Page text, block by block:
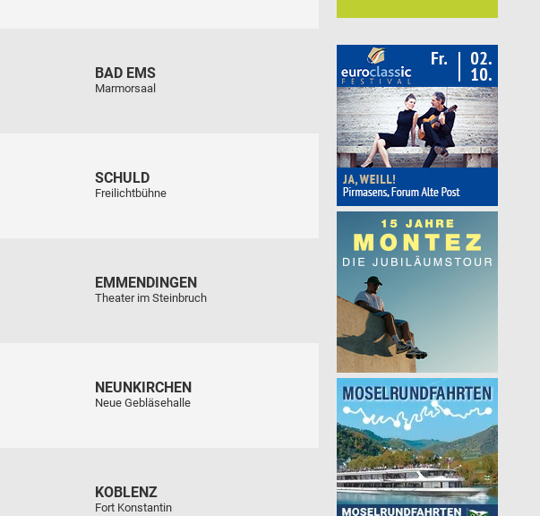
BAD EMS
Marmorsaal
SCHULD
Freilichtbühne
EMMENDINGEN
Theater im Steinbruch
NEUNKIRCHEN
Neue Gebläsehalle
KOBLENZ
Fort Konstantin